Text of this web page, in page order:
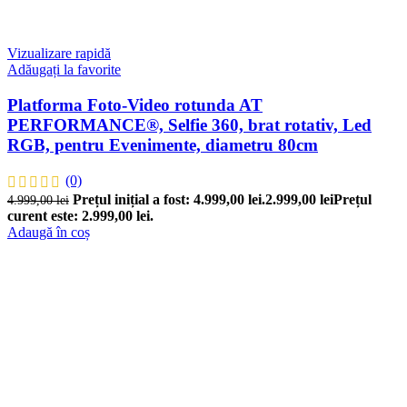
Vizualizare rapidă
Adăugați la favorite
Platforma Foto-Video rotunda AT
PERFORMANCE®, Selfie 360, brat rotativ, Led
RGB, pentru Evenimente, diametru 80cm
(0)
4.999,00lei Prețul inițial a fost: 4.999,00 lei.2.999,00 leiPrețul
curent este: 2.999,00 lei.
Adaugă în coș